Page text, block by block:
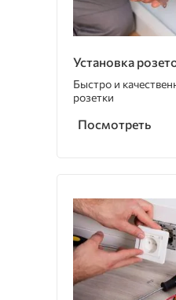
Установка
Быстро и
розетки
Посмотреть